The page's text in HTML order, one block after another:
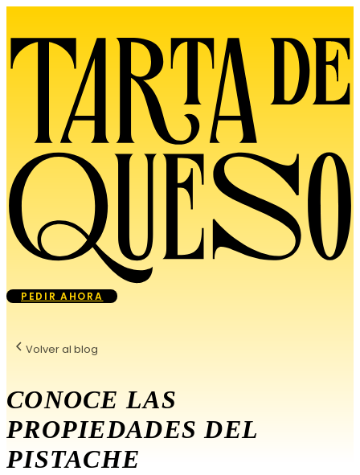
PEDIR AHORA
Volver al blog
CONOCE LAS
PROPIEDADES DEL
PISTACHE